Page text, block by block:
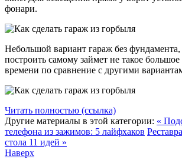
фонари.
Небольшой вариант гараж без
построить самому займет не такое большое
времени по сравнение с другими
Читать полностью (ссылка)
Другие материалы в этой категории: «
телефона из зажимов: 5 лайфхаков
стола 11 идей »
Наверх